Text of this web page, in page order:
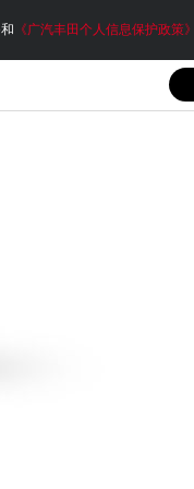
《广汽丰田个人信息保护政策》